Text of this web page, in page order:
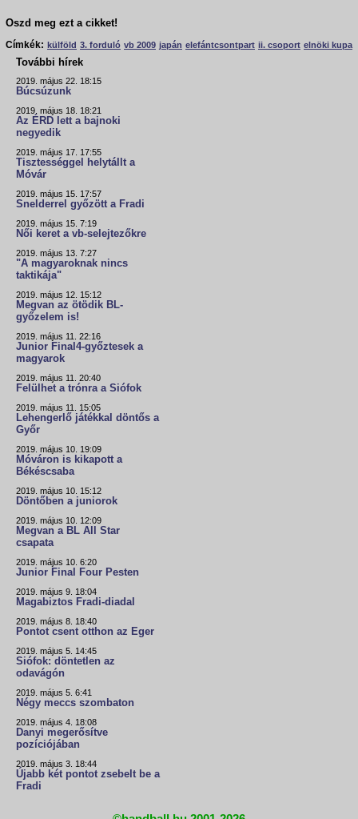
Oszd meg ezt a cikket!
Címkék: külföld 3. forduló vb 2009 japán elefántcsontpart ii. csoport elnöki kupa
További hírek
2019. május 22. 18:15
Búcsúzunk
2019. május 18. 18:21
Az ÉRD lett a bajnoki
negyedik
2019. május 17. 17:55
Tisztességgel helytállt a
Móvár
2019. május 15. 17:57
Snelderrel győzött a Fradi
2019. május 15. 7:19
Női keret a vb-selejtezőkre
2019. május 13. 7:27
"A magyaroknak nincs
taktikája"
2019. május 12. 15:12
Megvan az ötödik BL-
győzelem is!
2019. május 11. 22:16
Junior Final4-győztesek a
magyarok
2019. május 11. 20:40
Felülhet a trónra a Siófok
2019. május 11. 15:05
Lehengerlő játékkal döntős a
Győr
2019. május 10. 19:09
Móváron is kikapott a
Békéscsaba
2019. május 10. 15:12
Döntőben a juniorok
2019. május 10. 12:09
Megvan a BL All Star
csapata
2019. május 10. 6:20
Junior Final Four Pesten
2019. május 9. 18:04
Magabiztos Fradi-diadal
2019. május 8. 18:40
Pontot csent otthon az Eger
2019. május 5. 14:45
Siófok: döntetlen az
odavágón
2019. május 5. 6:41
Négy meccs szombaton
2019. május 4. 18:08
Danyi megerősítve
pozíciójában
2019. május 3. 18:44
Újabb két pontot zsebelt be a
Fradi